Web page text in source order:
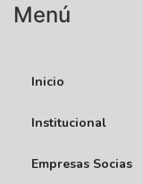
Menú
Inicio
Institucional
Empresas Socias